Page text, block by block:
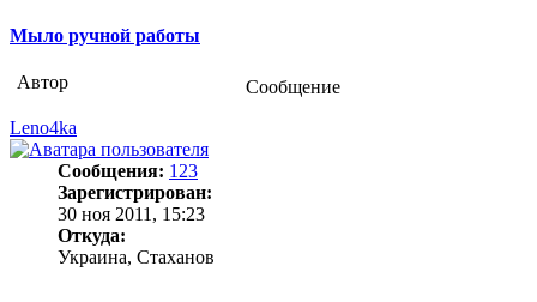
Мыло ручной работы
Автор
Сообщение
Leno4ka
Сообщения: 123
Зарегистрирован:
30 ноя 2011, 15:23
Откуда:
Украина, Стаханов